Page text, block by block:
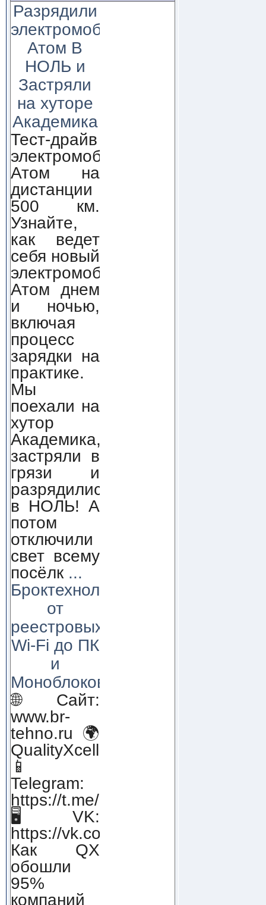
Разрядили
электромобиль
Атом В
НОЛЬ и
Застряли
на хуторе
Академика
Тест-драйв
электромобиля
Атом на
дистанции
500 км.
Узнайте,
как ведет
себя новый
электромобиль
Атом днем
и ночью,
включая
процесс
зарядки на
практике.
Мы
поехали на
хутор
Академика,
застряли в
грязи и
разрядились
в НОЛЬ! А
потом
отключили
свет всему
посёлк ...
Броктехнолоджи:
от
реестровых
Wi-Fi до ПК
и
Моноблоков!
🌐 Сайт:
www.br-
tehno.ru 🌍
QualityXcellence.ru
📱
Telegram:
https://t.me/qx_lab_IT
🖥 VK:
https://vk.com/qualityxcellenc
Как QX
обошли
95%
компаний